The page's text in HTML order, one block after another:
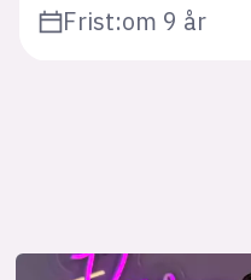
Frist:om 9 år